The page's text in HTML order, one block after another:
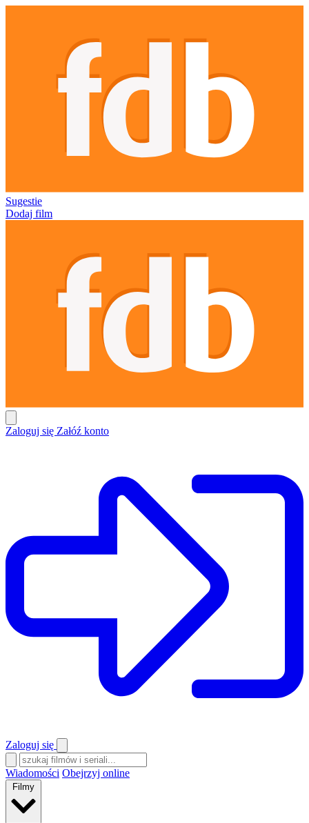
Sugestie
Dodaj film
Zaloguj się Załóź konto
Zaloguj się
Wiadomości Obejrzyj online
Filmy